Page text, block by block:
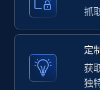
LinkedIn posts
URL
URL, ID, User id,
抓
定
获
独